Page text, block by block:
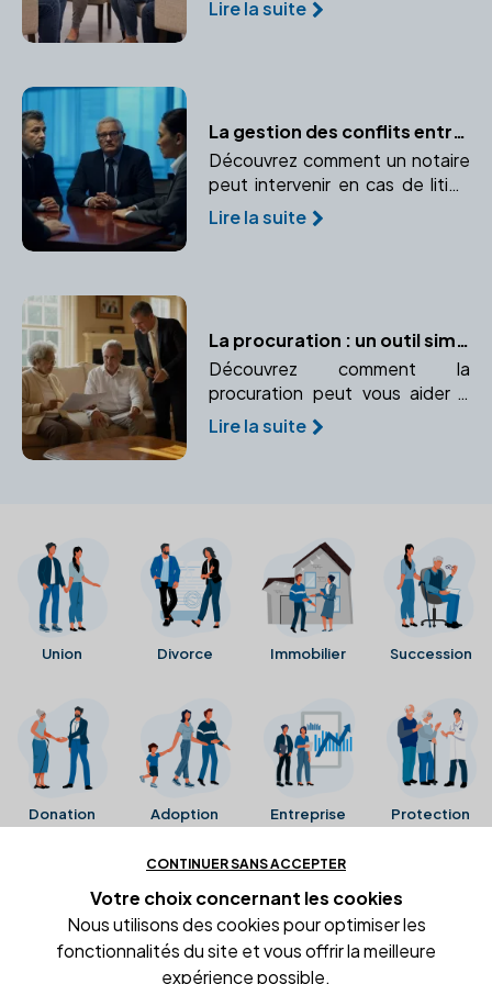
futur adopté lors d'une
concernées.
Lire la suite
La gestion des conflits entre associés : le rôle du notaire
Découvrez comment un notaire
peut intervenir en cas de litige
entre associés et prévenir les
conflits. Points clefs : Médiation
Lire la suite
La procuration : un outil simple pour protéger vos intérêts
Découvrez comment la
procuration peut vous aider à
gérer vos affaires en cas
d'incapacité. Apprenez-en plus
Lire la suite
Union Divorce Immobilier Succession
Donation Adoption Entreprise Protection
Ces avis proviennent directement de la fiche Google
Business de l'office notarial. Ils n'ont ni été collectés ni
été vérifiés par Alexia.fr.
CONTINUER SANS ACCEPTER
Votre choix concernant les cookies
Nous utilisons des cookies pour optimiser les
fonctionnalités du site et vous offrir la meilleure
expérience possible.